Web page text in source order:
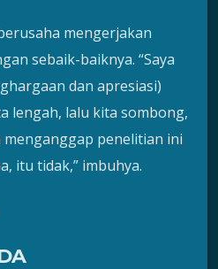
mengerjakan
sebaik-baiknya. “Saya
dan apresiasi)
lengah, lalu kita sombong,
penelitian ini
itu tidak,” imbuhya.